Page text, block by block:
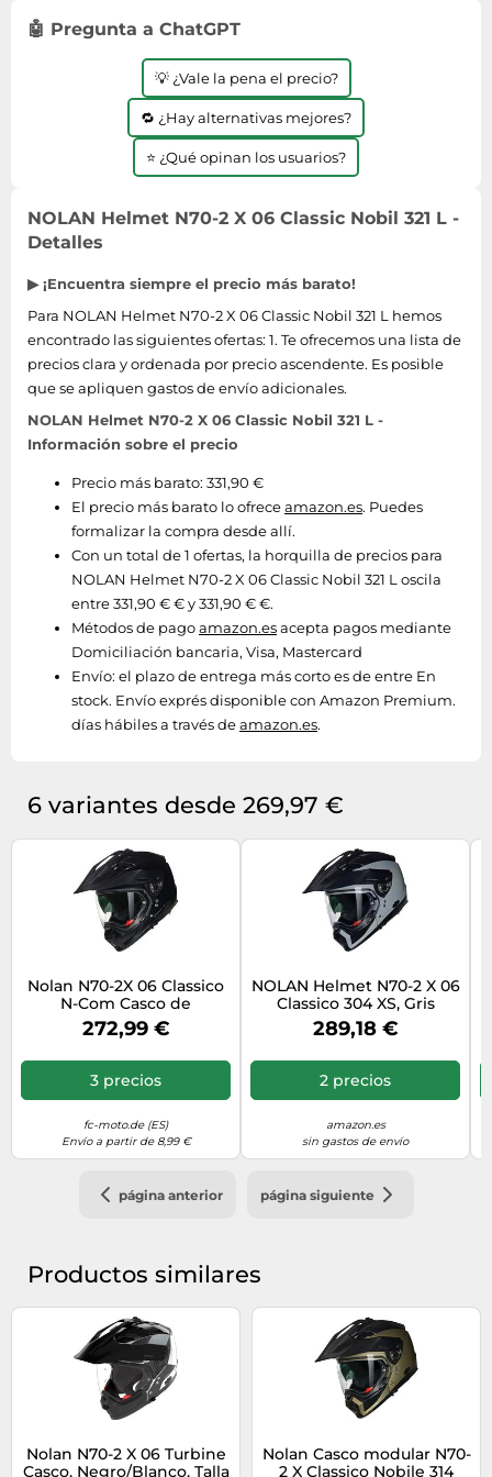
Ropa deportiva y outdoor
Tiendas de campaña
Zapatillas de tenis
Zapatillas deportivas
Perfumes de mujer
Perfumes unisex
Placer y anticoncepción
Productos de higiene corporal
Productos para baño y ducha
Sets de belleza
Tratamientos faciales
Media
Monitores y pantallas ordenador
Máquinas de afeitar
Ordenadores portátiles
Placas de cocina
Radios
Secadoras
Sonido y alta fidelidad
TV, vídeo y DVD
Tablets
Telecomunicaciones
Televisores
Vehículos a escala
Relojes
Relojes de pulsera
Tejer y crochet
Zapatillas de atletismo
Zapatos
Zapatos mujer
🤖 Pregunta a ChatGPT
💡 ¿Vale la pena el precio?
🔁 ¿Hay alternativas mejores?
⭐ ¿Qué opinan los usuarios?
NOLAN Helmet N70-2 X 06 Classic Nobil 321 L -
Detalles
▶ ¡Encuentra siempre el precio más barato!
Para NOLAN Helmet N70-2 X 06 Classic Nobil 321 L hemos
encontrado las siguientes ofertas: 1. Te ofrecemos una lista de
precios clara y ordenada por precio ascendente. Es posible
que se apliquen gastos de envío adicionales.
NOLAN Helmet N70-2 X 06 Classic Nobil 321 L -
Información sobre el precio
Precio más barato: 331,90 €
El precio más barato lo ofreceamazon.es. Puedes
formalizar la compra desde allí.
Con un total de 1 ofertas, la horquilla de precios para
NOLAN Helmet N70-2 X 06 Classic Nobil 321 L oscila
entre 331,90 € € y 331,90 € €.
Métodos de pagoamazon.esacepta pagos mediante
Domiciliación bancaria, Visa, Mastercard
Envío: el plazo de entrega más corto es de entre En
stock. Envío exprés disponible con Amazon Premium.
días hábiles a través deamazon.es.
6 variantes desde 269,97 €
Nolan N70-2X 06 Classico
N-Com Casco de
motocross, negro, Talla S
(56)
272,99 €
3 precios
fc-moto.de (ES)
Envío a partir de 8,99 €
NOLAN Helmet N70-2 X 06
Classico 304 XS, Gris
289,18 €
2 precios
amazon.es
sin gastos de envío
página anterior página siguiente
Productos similares
Nolan N70-2 X 06 Turbine
Casco, Negro/Blanco, Talla
Nolan Casco modular N70-
2 X Classico Nobile 314